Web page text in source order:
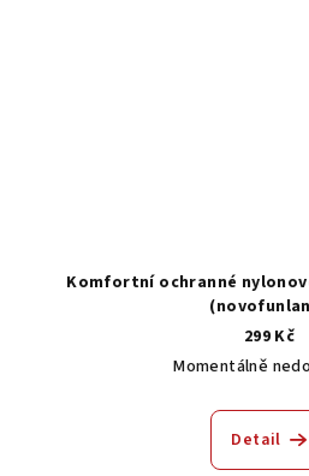
Komfortní ochranné
299 Kč
Momentálně
Detail